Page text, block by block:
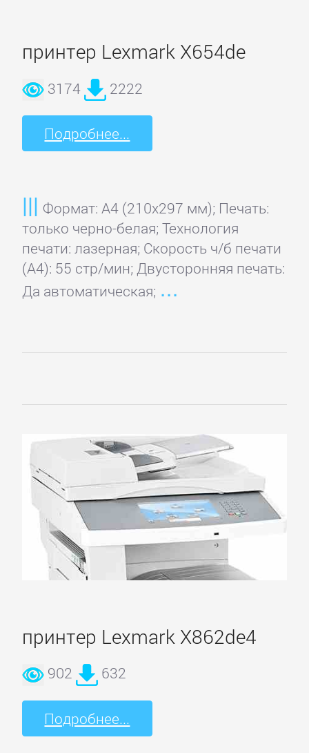
принтер Lexmark X654de
3174 2222
Подробнее...
Формат: A4 (210x297 мм); Печать:
только черно-белая; Технология
печати: лазерная; Скорость ч/б печати
(А4): 55 стр/мин; Двусторонняя печать:
Да автоматическая;
принтер Lexmark X862de4
902 632
Подробнее...